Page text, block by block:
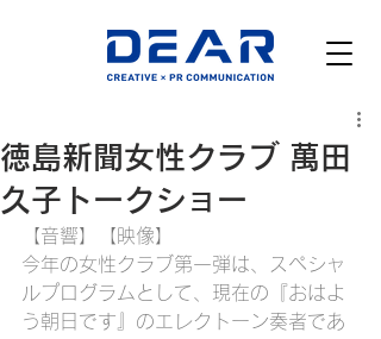
徳島新聞女性クラブ 萬田
久子トークショー
【音響】【映像】
今年の女性クラブ第一弾は、スペシャ
ルプログラムとして、現在の『おはよ
う朝日です』のエレクトーン奏者であ